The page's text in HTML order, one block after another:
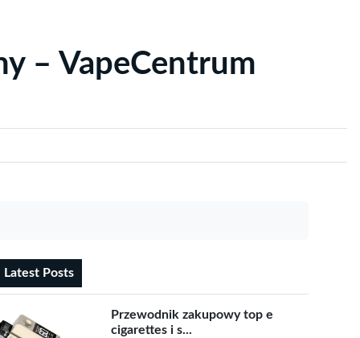
– VapeCentrum
Latest Posts
Przewodnik zakupowy top e
cigarettes i s...